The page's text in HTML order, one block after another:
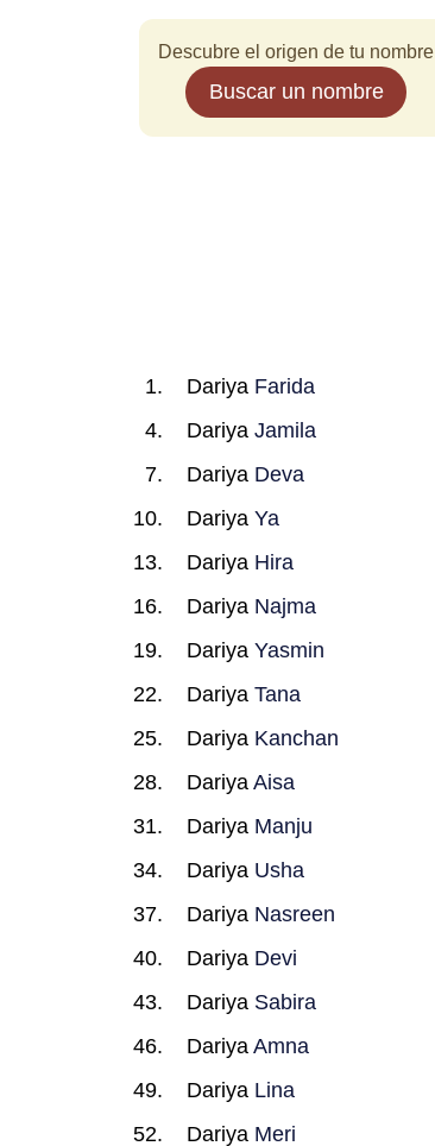
Descubre el origen de tu nombre
Buscar un nombre
Dariya Farida
Dariya Jamila
Dariya Deva
Dariya Ya
Dariya Hira
Dariya Najma
Dariya Yasmin
Dariya Tana
Dariya Kanchan
Dariya Aisa
Dariya Manju
Dariya Usha
Dariya Nasreen
Dariya Devi
Dariya Sabira
Dariya Amna
Dariya Lina
Dariya Meri